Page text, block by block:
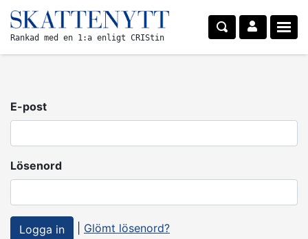
Rankad med en 1:a enligt CRIStin
E-post
Lösenord
Glömt lösenord?